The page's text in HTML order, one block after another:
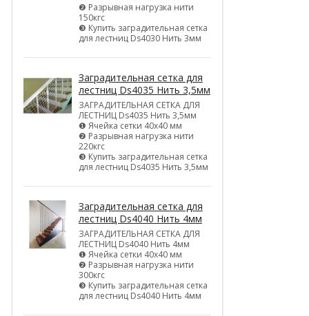
❷ Разрывная нагрузка нити
150кгс
❸ Купить заградительная сетка
для лестниц Ds4030 Нить 3мм
Заградительная сетка для
лестниц Ds4035 Нить 3,5мм
ЗАГРАДИТЕЛЬНАЯ СЕТКА ДЛЯ
ЛЕСТНИЦ Ds4035 Нить 3,5мм
❶ Ячейка сетки 40х40 мм
❷ Разрывная нагрузка нити
220кгс
❸ Купить заградительная сетка
для лестниц Ds4035 Нить 3,5мм
Заградительная сетка для
лестниц Ds4040 Нить 4мм
ЗАГРАДИТЕЛЬНАЯ СЕТКА ДЛЯ
ЛЕСТНИЦ Ds4040 Нить 4мм
❶ Ячейка сетки 40х40 мм
❷ Разрывная нагрузка нити
300кгс
❸ Купить заградительная сетка
для лестниц Ds4040 Нить 4мм